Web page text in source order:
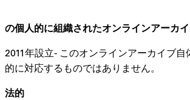
の個人的に組織されたオンラインアーカ
2011年設立- このオンラインアーカイブ
的に対応するものではありません。
法的